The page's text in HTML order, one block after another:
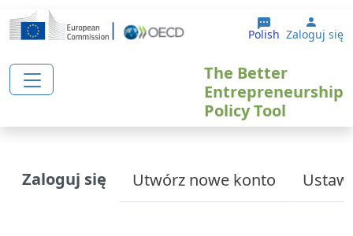
Przejdź do treści
Polish User
Zaloguj się
The Better
Entrepreneurship
Policy Tool
Primary tabs
Zaloguj się Utwórz nowe konto Ustaw